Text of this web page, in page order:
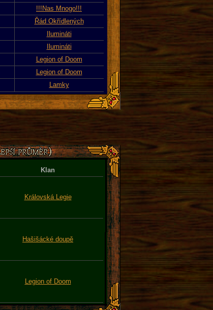
!!!Nas Mnogo!!!
Řád Okřídlených
Ilumináti
Ilumináti
Legion of Doom
Legion of Doom
Lamky
Klan
Královská Legie
Hašišácké doupě
Legion of Doom